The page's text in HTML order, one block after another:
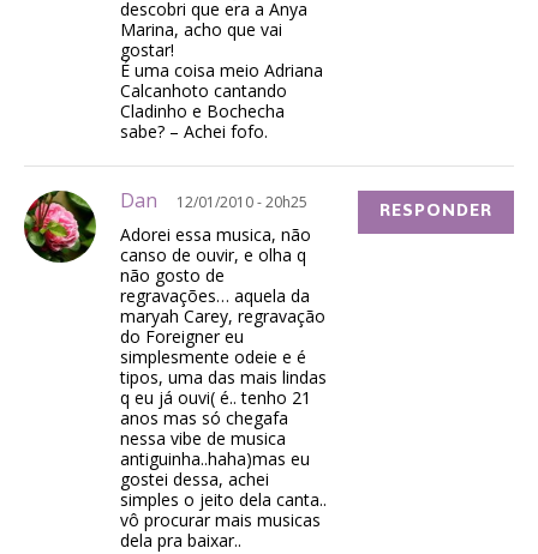
descobri que era a Anya
Marina, acho que vai
gostar!
É uma coisa meio Adriana
Calcanhoto cantando
Cladinho e Bochecha
sabe? – Achei fofo.
Dan 12/01/2010 - 20h25
Adorei essa musica, não
canso de ouvir, e olha q
não gosto de
regravações… aquela da
maryah Carey, regravação
do Foreigner eu
simplesmente odeie e é
tipos, uma das mais lindas
q eu já ouvi( é.. tenho 21
anos mas só chegafa
nessa vibe de musica
antiguinha..haha)mas eu
gostei dessa, achei
simples o jeito dela canta..
vô procurar mais musicas
dela pra baixar..
RESPONDER